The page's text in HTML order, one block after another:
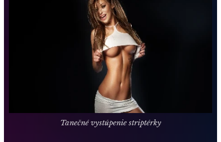
Tanečné vystúpenie striptérky